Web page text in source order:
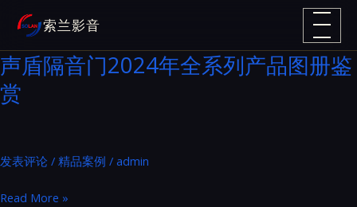
内
容
索兰影音
声盾隔音门2024年全系列产品图册鉴
赏
发表评论 / 精品案例 / admin
声
Read More »